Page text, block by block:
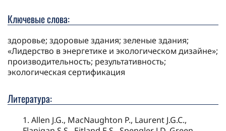
Ключевые слова:
здоровье; здоровые здания; зеленые здания;
«Лидерство в энергетике и экологическом дизайне»;
производительность; результативность;
экологическая сертификация
Литература:
1. Allen J.G., MacNaughton P., Laurent J.G.C.,